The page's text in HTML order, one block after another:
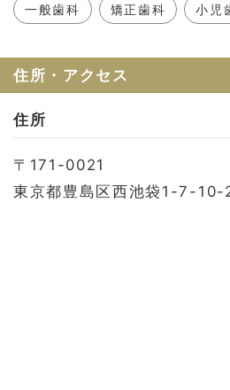
セルフチェ
一般歯科 矯正歯科 小児
住所・アクセス
住所
〒171-0021
東京都豊島区西池袋1-7-10-